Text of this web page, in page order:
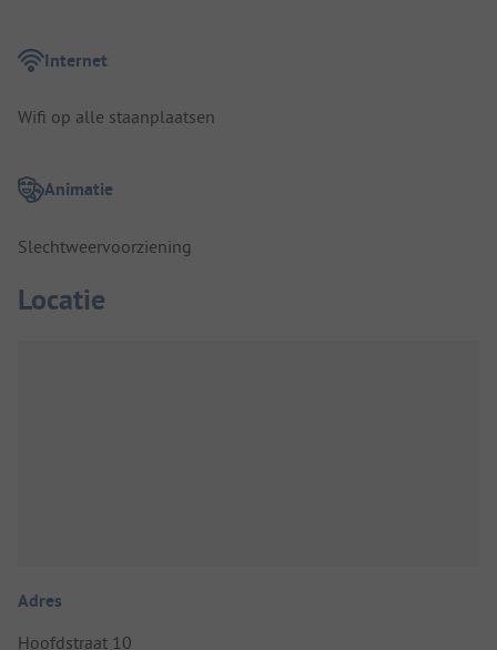
Internet
Wifi op alle staanplaatsen
Animatie
Slechtweervoorziening
Locatie
Adres
Hoofdstraat 10